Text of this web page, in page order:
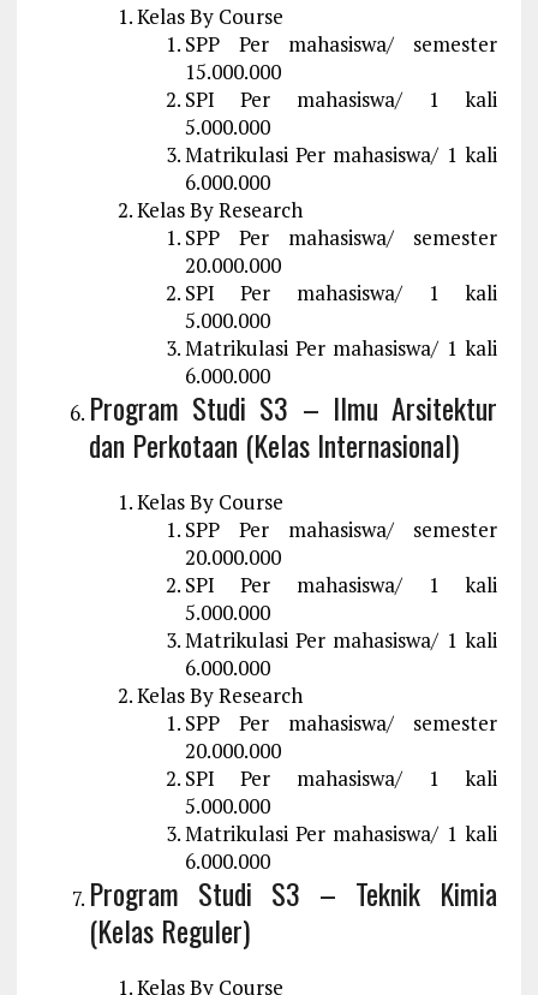
Kelas By Course
SPP Per mahasiswa/ semester
15.000.000
SPI Per mahasiswa/ 1 kali
5.000.000
Matrikulasi Per mahasiswa/ 1 kali
6.000.000
Kelas By Research
SPP Per mahasiswa/ semester
20.000.000
SPI Per mahasiswa/ 1 kali
5.000.000
Matrikulasi Per mahasiswa/ 1 kali
6.000.000
Program Studi S3 – Ilmu Arsitektur
dan Perkotaan (Kelas Internasional)
Kelas By Course
SPP Per mahasiswa/ semester
20.000.000
SPI Per mahasiswa/ 1 kali
5.000.000
Matrikulasi Per mahasiswa/ 1 kali
6.000.000
Kelas By Research
SPP Per mahasiswa/ semester
20.000.000
SPI Per mahasiswa/ 1 kali
5.000.000
Matrikulasi Per mahasiswa/ 1 kali
6.000.000
Program Studi S3 – Teknik Kimia
(Kelas Reguler)
Kelas By Course